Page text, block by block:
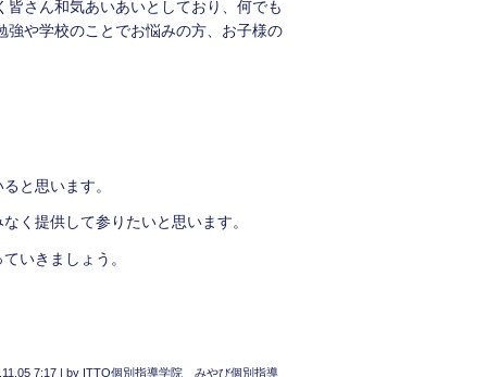
さん和気あいあいとしており、何でも
や学校のことでお悩みの方、お子様の
と思います。
く提供して参りたいと思います。
いきましょう。
7:17 | by ITTO個別指導学院 みやび個別指導